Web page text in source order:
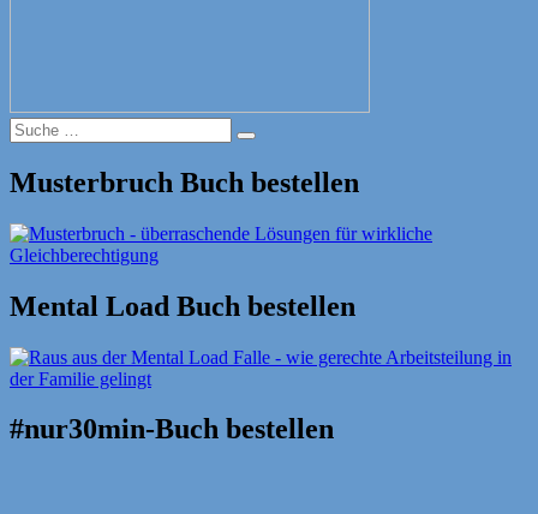
Suche
nach:
Suche
Musterbruch Buch bestellen
Mental Load Buch bestellen
#nur30min-Buch bestellen